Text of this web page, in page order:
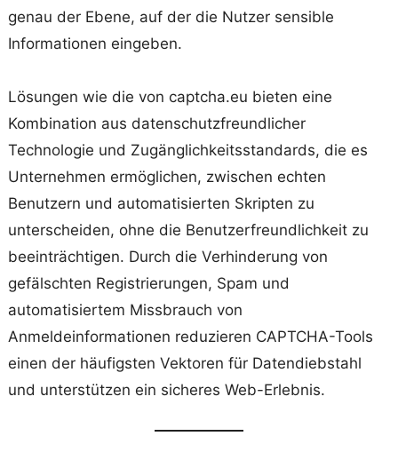
genau der Ebene, auf der die Nutzer sensible
Informationen eingeben.
Lösungen wie die von captcha.eu bieten eine
Kombination aus datenschutzfreundlicher
Technologie und Zugänglichkeitsstandards, die es
Unternehmen ermöglichen, zwischen echten
Benutzern und automatisierten Skripten zu
unterscheiden, ohne die Benutzerfreundlichkeit zu
beeinträchtigen. Durch die Verhinderung von
gefälschten Registrierungen, Spam und
automatisiertem Missbrauch von
Anmeldeinformationen reduzieren CAPTCHA-Tools
einen der häufigsten Vektoren für Datendiebstahl
und unterstützen ein sicheres Web-Erlebnis.